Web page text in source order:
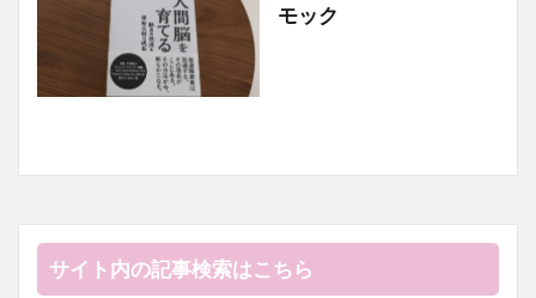
モック
サイト内の記事検索はこちら